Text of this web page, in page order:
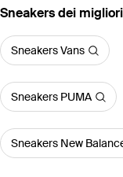
‪Sneakers‬ dei
Sneakers Vans
Sneakers PUMA
Sneakers New